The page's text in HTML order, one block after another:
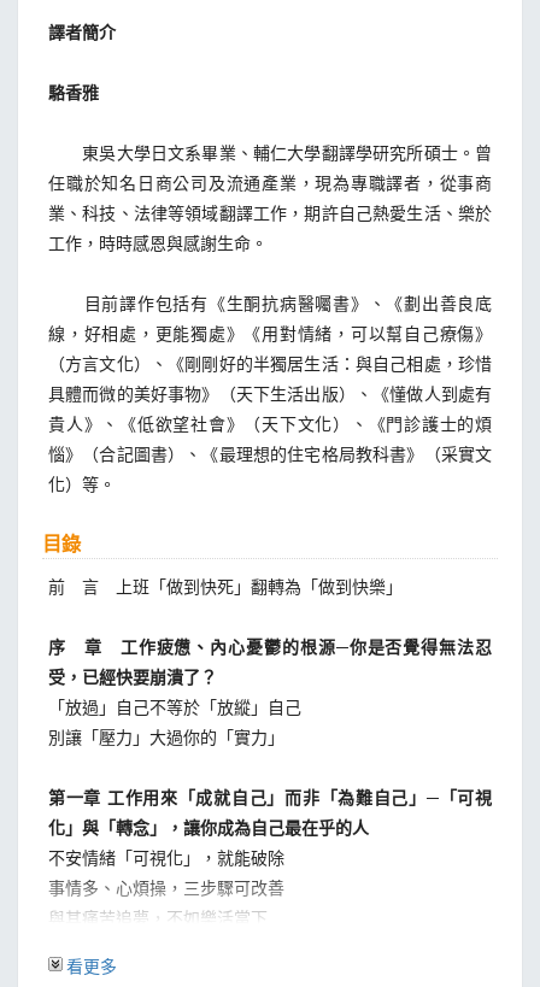
譯者簡介
駱香雅
東吳大學日文系畢業、輔仁大學翻譯學研究所碩士。曾
任職於知名日商公司及流通產業，現為專職譯者，從事商
業、科技、法律等領域翻譯工作，期許自己熱愛生活、樂於
工作，時時感恩與感謝生命。
目前譯作包括有《生酮抗病醫囑書》、《劃出善良底
線，好相處，更能獨處》《用對情緒，可以幫自己療傷》
（方言文化）、《剛剛好的半獨居生活：與自己相處，珍惜
具體而微的美好事物》（天下生活出版）、《懂做人到處有
貴人》、《低欲望社會》（天下文化）、《門診護士的煩
惱》（合記圖書）、《最理想的住宅格局教科書》（采實文
化）等。
目錄
前 言 上班「做到快死」翻轉為「做到快樂」
序 章 工作疲憊、內心憂鬱的根源─你是否覺得無法忍
受，已經快要崩潰了？
「放過」自己不等於「放縱」自己
別讓「壓力」大過你的「實力」
第一章 工作用來「成就自己」而非「為難自己」─「可視
化」與「轉念」，讓你成為自己最在乎的人
不安情緒「可視化」，就能破除
事情多、心煩操，三步驟可改善
與其痛苦追夢，不如樂活當下
學會轉念，不讓負面情緒纏身
看更多